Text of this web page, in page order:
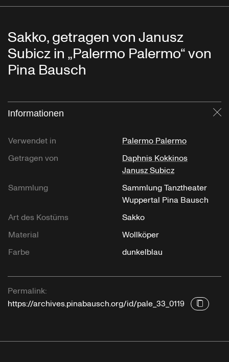
Sakko, getragen von Janusz
Subicz in „Palermo Palermo“ von
Pina Bausch
Informationen
Verwendet in
Palermo Palermo
Getragen von
Daphnis Kokkinos
Janusz Subicz
Sammlung
Sammlung Tanztheater
Wuppertal Pina Bausch
Art des Kostüms
Sakko
Material
Wollköper
Farbe
dunkelblau
Permalink:
https://archives.pinabausch.org/id/pale_33_0119